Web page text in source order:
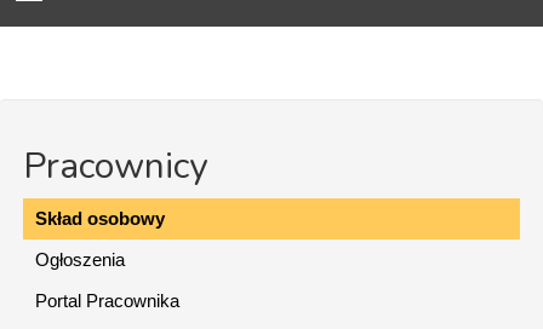
Pracownicy
Skład osobowy
Ogłoszenia
Portal Pracownika